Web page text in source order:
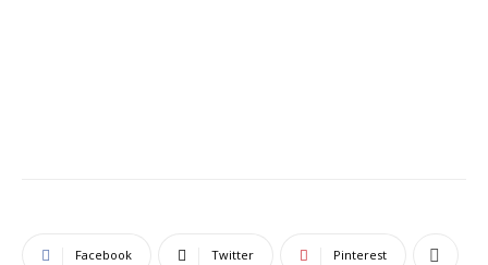
Facebook Twitter Pinterest